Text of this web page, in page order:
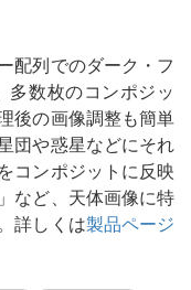
配列でのダーク・フ
多数枚のコンポジッ
後の画像調整も簡単
団や惑星などにそれ
コンポジットに反映
など、天体画像に特
詳しくは製品ページ